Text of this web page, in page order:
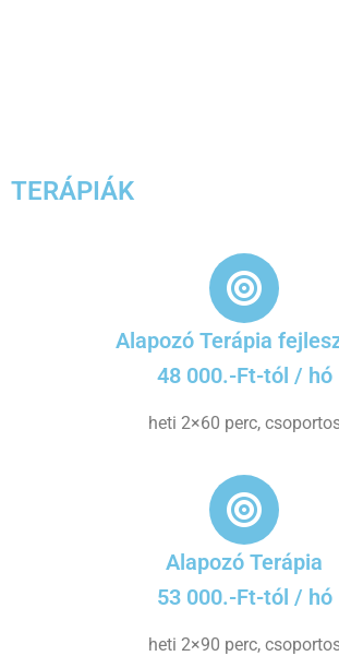
TERÁPIÁK
Alapozó Terápia
48 000.-Ft-tól / hó
heti 2×60 perc,
Alapozó Terápia
53 000.-Ft-tól / hó
heti 2×90 perc,